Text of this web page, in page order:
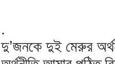
.
দু’জনকে দুই মেরুর